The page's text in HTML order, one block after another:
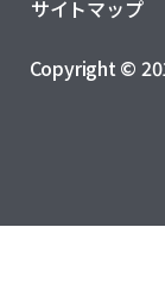
株式会社
福祉就労支援
資格認定事業
サイトマップ
Copyright ©